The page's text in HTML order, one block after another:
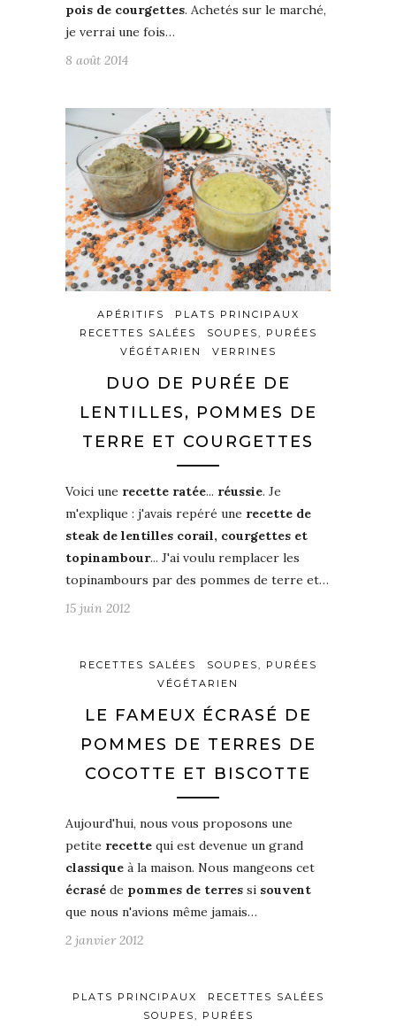
pois de courgettes. Achetés sur le marché,
je verrai une fois…
8 août 2014
APÉRITIFS
PLATS PRINCIPAUX
RECETTES SALÉES
SOUPES, PURÉES
VÉGÉTARIEN
VERRINES
DUO DE PURÉE DE
LENTILLES, POMMES DE
TERRE ET COURGETTES
Voici une recette ratée... réussie. Je
m'explique : j'avais repéré une recette de
steak de lentilles corail, courgettes et
topinambour... J'ai voulu remplacer les
topinambours par des pommes de terre et…
15 juin 2012
RECETTES SALÉES
SOUPES, PURÉES
VÉGÉTARIEN
LE FAMEUX ÉCRASÉ DE
POMMES DE TERRES DE
COCOTTE ET BISCOTTE
Aujourd'hui, nous vous proposons une
petite recette qui est devenue un grand
classique à la maison. Nous mangeons cet
écrasé de pommes de terres si souvent
que nous n'avions même jamais…
2 janvier 2012
PLATS PRINCIPAUX
RECETTES SALÉES
SOUPES, PURÉES